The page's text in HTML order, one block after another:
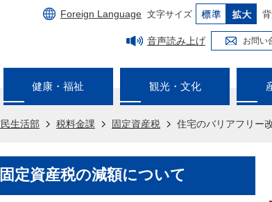
Foreign Language 文字サイズ
音声読み上げ お問い
健康・福祉 観光・文化
生活部 税料金課 固定資産税 住宅のバリアフリー
定資産税の減額について